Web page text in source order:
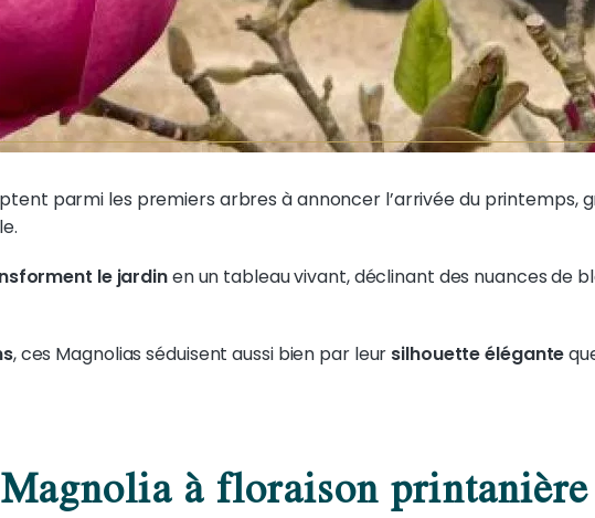
parmi les premiers arbres à annoncer l’arrivée du printemps,
le jardinen un tableau vivant, déclinant des nuances de
, ces Magnolias séduisent aussi bien par leur silhouette élégante
à floraison